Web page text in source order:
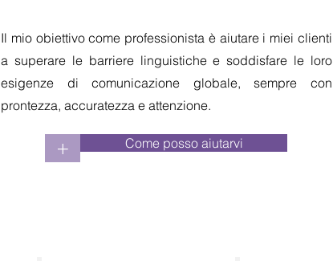
Il mio obiettivo come professionista è aiutare i miei clienti
a superare le barriere linguistiche e soddisfare le loro
esigenze di comunicazione globale, sempre con
prontezza, accuratezza e attenzione.
+ Come posso aiutarvi